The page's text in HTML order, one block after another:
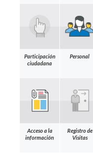
Participación
ciudadana
Personal
Acceso a la
información
Registro de
Visitas